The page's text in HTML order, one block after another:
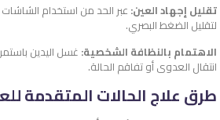
تقليل إجهاد العين: عبر الحد من استخدام الشاشات
لتقليل الضغط البصري.
الاهتمام بالنظافة الشخصية: غسل اليدين
انتقال العدوى أو تفاقم الحالة.
طرق علاج الحالات المتقدمة